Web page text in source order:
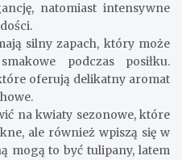
natomiast intensywne
silny zapach, który może
podczas posiłku.
oferują delikatny aromat
na kwiaty sezonowe, które
ale również wpiszą się w
mogą to być tulipany, latem